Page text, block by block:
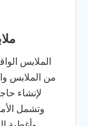
الملابس
من الملابس
لإنشاء
وتشمل